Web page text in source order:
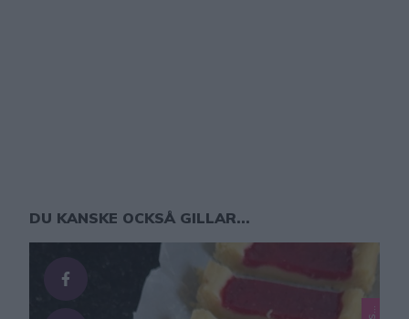
DU KANSKE OCKSÅ GILLAR...
L
m
r